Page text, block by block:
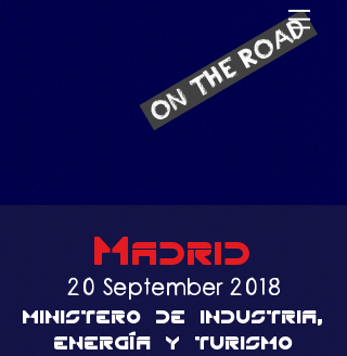
On the Road
Madrid
20 September 2018
ministero de industria,
energía y turismo